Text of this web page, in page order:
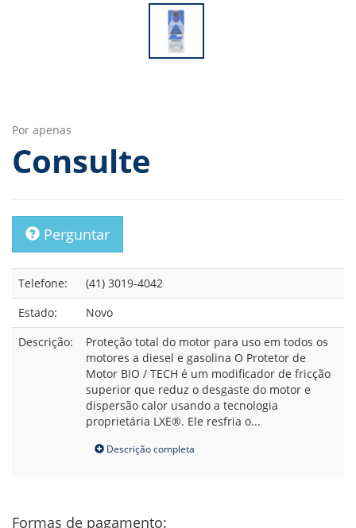
Por apenas
Consulte
Perguntar
Telefone:
(41) 3019-4042
Estado:
Novo
Descrição:
Proteção total do motor para uso em todos os
motores a diesel e gasolina O Protetor de
Motor BIO / TECH é um modificador de fricção
superior que reduz o desgaste do motor e
dispersão calor usando a tecnologia
proprietária LXE®. Ele resfria o...
Descrição completa
Formas de pagamento: